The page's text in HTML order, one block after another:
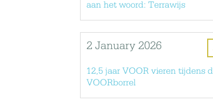
aan het woord: Terrawijs
2 January 2026
12,5 jaar VOOR vieren tijdens
VOORborrel